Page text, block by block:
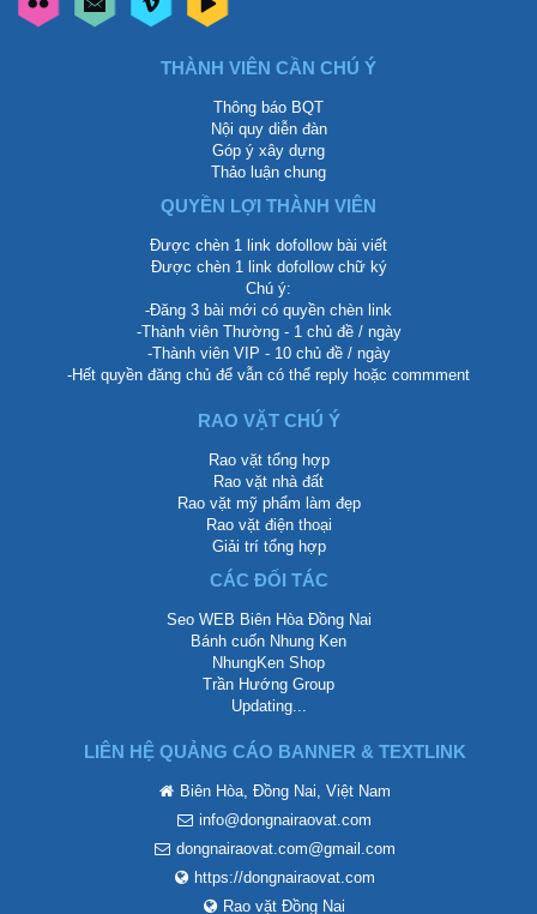
THÀNH VIÊN CẦN CHÚ Ý
Thông báo BQT
Nội quy diễn đàn
Góp ý xây dựng
Thảo luận chung
QUYỀN LỢI THÀNH VIÊN
Được chèn 1 link dofollow bài viết
Được chèn 1 link dofollow chữ ký
Chú ý:
-Đăng 3 bài mới có quyền chèn link
-Thành viên Thường - 1 chủ đề / ngày
-Thành viên VIP - 10 chủ đề / ngày
-Hết quyền đăng chủ để vẫn có thể reply hoặc commment
RAO VẶT CHÚ Ý
Rao vặt tổng hợp
Rao vặt nhà đất
Rao vặt mỹ phẩm làm đẹp
Rao vặt điện thoại
Giải trí tổng hợp
CÁC ĐỐI TÁC
Seo WEB Biên Hòa Đồng Nai
Bánh cuốn Nhung Ken
NhungKen Shop
Trần Hướng Group
Updating...
LIÊN HỆ QUẢNG CÁO BANNER & TEXTLINK
Biên Hòa, Đồng Nai, Việt Nam
info@dongnairaovat.com
dongnairaovat.com@gmail.com
https://dongnairaovat.com
Rao vặt Đồng Nai